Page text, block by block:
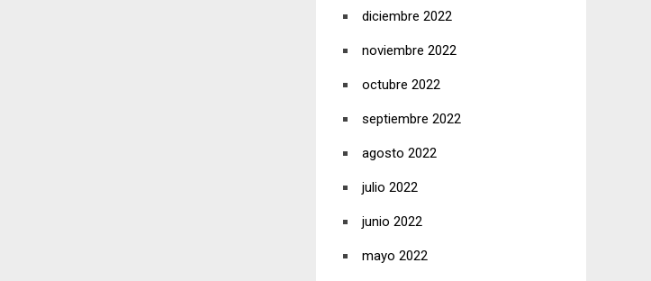
diciembre 2022
noviembre 2022
octubre 2022
septiembre 2022
agosto 2022
julio 2022
junio 2022
mayo 2022